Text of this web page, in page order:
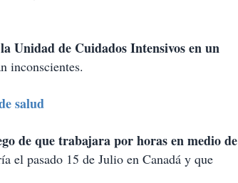
Unidad de Cuidados Intensivos en un
inconscientes.
salud
de que trabajara por horas en medio de
el pasado 15 de Julio en Canadá y que